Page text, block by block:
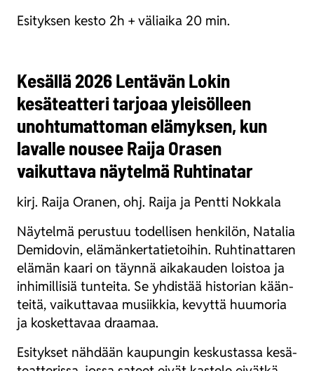
Esi­tyk­sen kes­to 2h + väliai­ka 20 min.
Kesällä 2026 Lentävän Lokin
kesäteatteri tarjoaa yleisölleen
unohtumattoman elämyksen, kun
lavalle nousee Raija Orasen
vaikuttava näytelmä Ruhtinatar
kirj. Rai­ja Ora­nen, ohj. Rai­ja ja Pent­ti Nok­ka­la
Näy­tel­mä perus­tuu todel­li­sen hen­ki­lön, Nata­lia
Demi­do­vin, elä­män­ker­ta­tie­toi­hin. Ruh­ti­nat­ta­ren
elä­män kaa­ri on täyn­nä aika­kau­den lois­toa ja
inhi­mil­li­siä tun­tei­ta. Se yhdis­tää his­to­rian kään­
tei­tä, vai­kut­ta­vaa musiik­kia, kevyt­tä huu­mo­ria
ja kos­ket­ta­vaa draa­maa.
Esi­tyk­set näh­dään kau­pun­gin kes­kus­tas­sa kesä­